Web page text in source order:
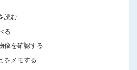
読む
る
像を確認する
をメモする